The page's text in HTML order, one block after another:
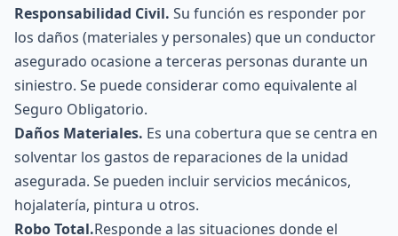
Responsabilidad Civil. Su función es responder por
los daños (materiales y personales) que un conductor
asegurado ocasione a terceras personas durante un
siniestro. Se puede considerar como equivalente al
Seguro Obligatorio.
Daños Materiales. Es una cobertura que se centra en
solventar los gastos de reparaciones de la unidad
asegurada. Se pueden incluir servicios mecánicos,
hojalatería, pintura u otros.
Robo Total.Responde a las situaciones donde el